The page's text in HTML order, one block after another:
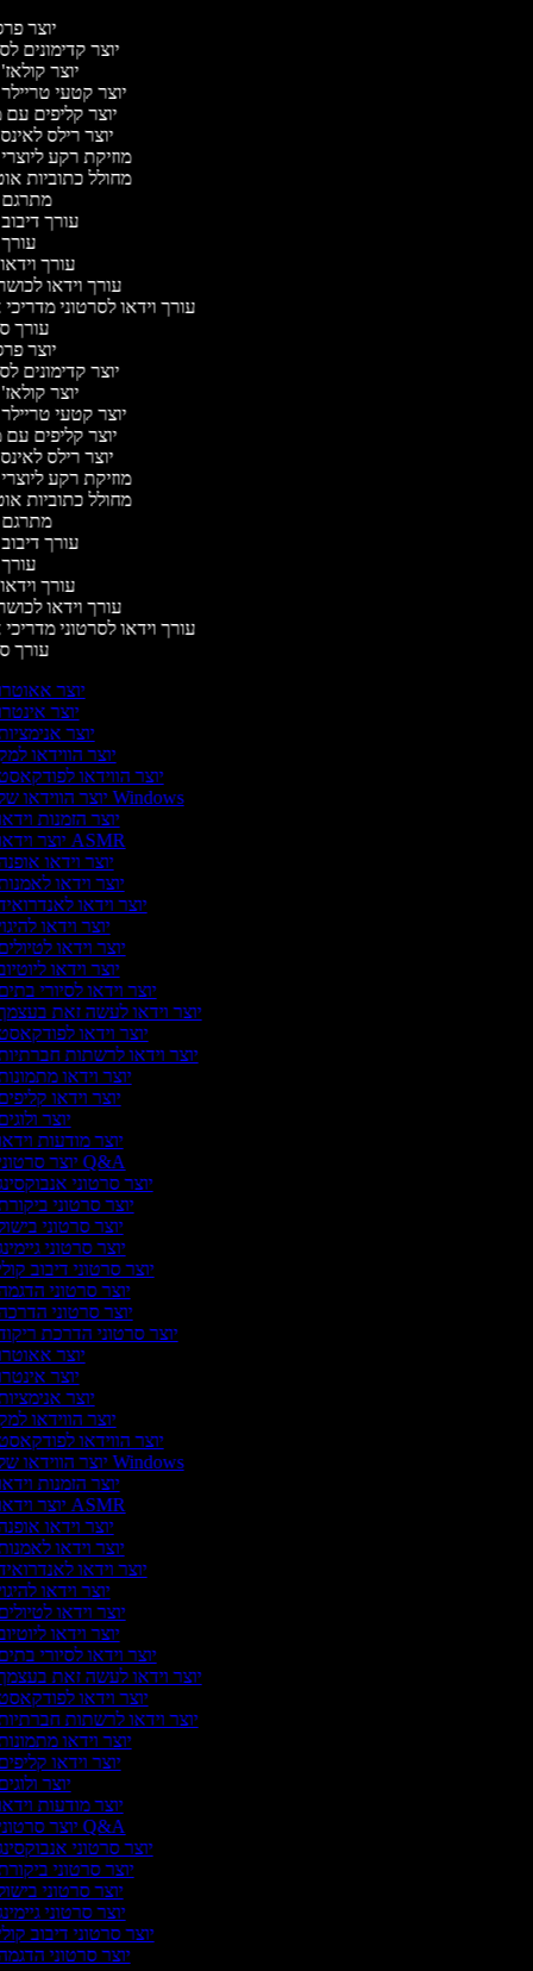
יוצר
יוצר קדימונים
יוצר
יוצר קטעי
יוצר קליפים
יוצר רילס
מוזיקת רקע
מחולל כתוביות
עורך
עורך
עורך וידאו
עורך וידאו לסרטוני
עורך
יוצר
יוצר קדימונים
יוצר
יוצר קטעי
יוצר קליפים
יוצר רילס
מוזיקת רקע
מחולל כתוביות
עורך
עורך
עורך וידאו
עורך וידאו לסרטוני
עורך
יוצר
יוצר
יוצר
יוצר הווידאו
יוצר הווידאו
יוצר הווידאו של Windows
יוצר הזמנות
יוצר וידאו ASMR
יוצר וידאו
יוצר וידאו
יוצר וידאו
יוצר וידאו
יוצר וידאו
יוצר וידאו
יוצר וידאו לסיורי
יוצר וידאו לעשה זאת
יוצר וידאו
יוצר וידאו לרשתות
יוצר וידאו
יוצר וידאו
יוצר
יוצר מודעות
יוצר סרטוני Q&A
יוצר סרטוני
יוצר סרטוני
יוצר סרטוני
יוצר סרטוני
יוצר סרטוני דיבוב
יוצר סרטוני
יוצר סרטוני
יוצר סרטוני הדרכת
יוצר
יוצר
יוצר
יוצר הווידאו
יוצר הווידאו
יוצר הווידאו של Windows
יוצר הזמנות
יוצר וידאו ASMR
יוצר וידאו
יוצר וידאו
יוצר וידאו
יוצר וידאו
יוצר וידאו
יוצר וידאו
יוצר וידאו לסיורי
יוצר וידאו לעשה זאת
יוצר וידאו
יוצר וידאו לרשתות
יוצר וידאו
יוצר וידאו
יוצר
יוצר מודעות
יוצר סרטוני Q&A
יוצר סרטוני
יוצר סרטוני
יוצר סרטוני
יוצר סרטוני
יוצר סרטוני דיבוב
יוצר סרטוני